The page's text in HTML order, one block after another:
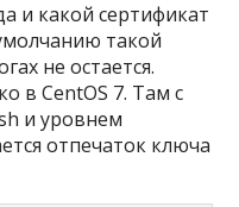
и какой сертификат
такой
не остается.
в CentOS 7. Там с
и уровнем
отпечаток ключа